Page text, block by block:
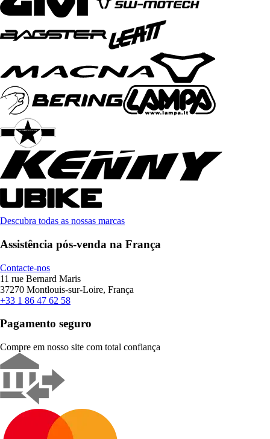
Descubra todas as nossas marcas
Assistência pós-venda na França
Contacte-nos
11 rue Bernard Maris
37270 Montlouis-sur-Loire, França
+33 1 86 47 62 58
Pagamento seguro
Compre em nosso site com total confiança